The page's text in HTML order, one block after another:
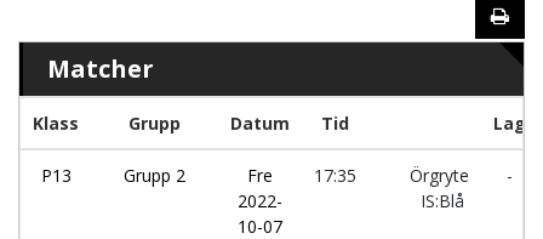
Matcher
Klass Grupp Datum Tid Lag
P13 Grupp 2
Fre
2022-
10-07
17:35
Örgryte
IS:Blå
-